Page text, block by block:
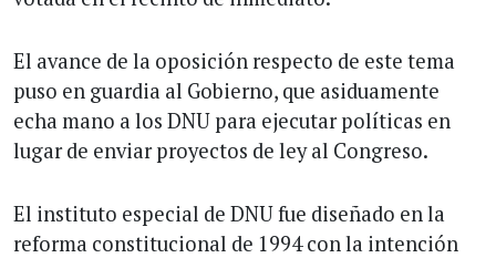
El avance de la oposición respecto de este tema
puso en guardia al Gobierno, que asiduamente
echa mano a los DNU para ejecutar políticas en
lugar de enviar proyectos de ley al Congreso.
El instituto especial de DNU fue diseñado en la
reforma constitucional de 1994 con la intención